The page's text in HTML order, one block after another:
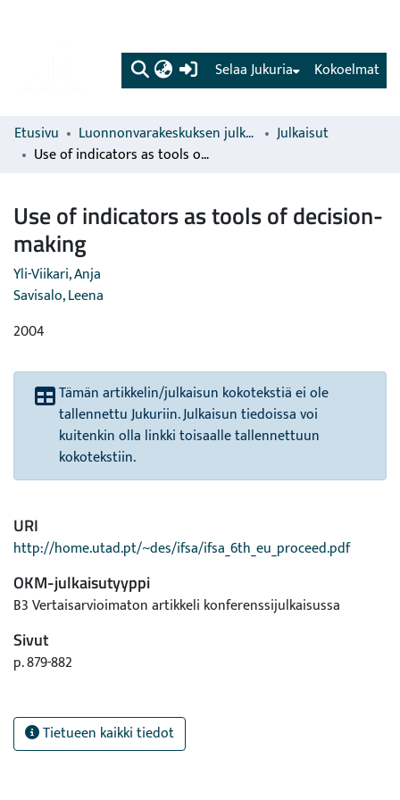
(current) Kokoelmat
Selaa Jukuria
Etusivu Luonnonvarakeskuksen julkaisut
Julkaisut
Use of indicators as tools of decision-making
Use of indicators as tools of decision-
making
Yli-Viikari, Anja
Savisalo, Leena
2004
Tämän artikkelin/julkaisun kokotekstiä ei ole
tallennettu Jukuriin. Julkaisun tiedoissa voi
kuitenkin olla linkki toisaalle tallennettuun
kokotekstiin.
URI
http://home.utad.pt/~des/ifsa/ifsa_6th_eu_proceed.pdf
OKM-julkaisutyyppi
B3 Vertaisarvioimaton artikkeli konferenssijulkaisussa
Sivut
p. 879-882
Tietueen kaikki tiedot